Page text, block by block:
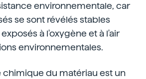
environnementale, car
se sont révélés stables
à l'oxygène et à l'air
environnementales.
chimique du matériau est un